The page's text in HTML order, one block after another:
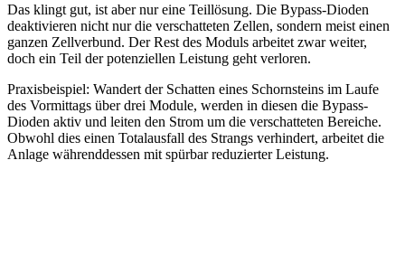
Das klingt gut, ist aber nur eine Teillösung. Die Bypass-Dioden
deaktivieren nicht nur die verschatteten Zellen, sondern meist einen
ganzen Zellverbund. Der Rest des Moduls arbeitet zwar weiter,
doch ein Teil der potenziellen Leistung geht verloren.
Praxisbeispiel: Wandert der Schatten eines Schornsteins im Laufe
des Vormittags über drei Module, werden in diesen die Bypass-
Dioden aktiv und leiten den Strom um die verschatteten Bereiche.
Obwohl dies einen Totalausfall des Strangs verhindert, arbeitet die
Anlage währenddessen mit spürbar reduzierter Leistung.